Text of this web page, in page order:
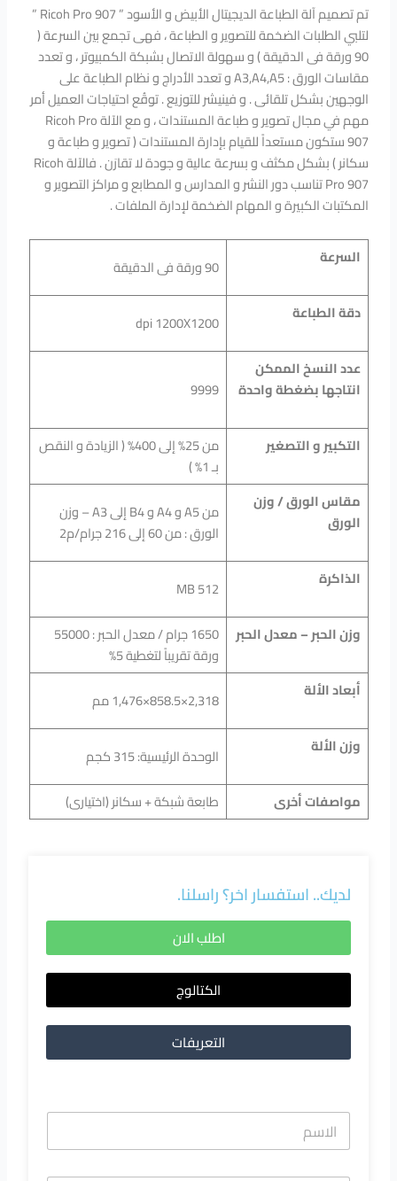
تم تصميم آلة الطباعة الديجيتال الأبيض و الأسود ” Ricoh Pro 907 ”
لتلبي الطلبات الضخمة للتصوير و الطباعة ، فهى تجمع بين السرعة (
90 ورقة فى الدقيقة ) و سهولة الاتصال بشبكة الكمبيوتر ، و تعدد
مقاسات الورق : A3,A4,A5 و تعدد الأدراج و نظام الطباعة على
الوجهين بشكل تلقائى . و فينيشر للتوزيع . توقُع احتياجات العميل أمر
مهم في مجال تصوير و طباعة المستندات ، و مع الآلة Ricoh Pro
907 ستكون مستعداً للقيام بإدارة المستندات ( تصوير و طباعة و
سكانر ) بشكل مكثف و بسرعة عالية و جودة لا تقارَن . فالآلة Ricoh
Pro 907 تناسب دور النشر و المدارس و المطابع و مراكز التصوير و
المكتبات الكبيرة و المهام الضخمة لإدارة الملفات .
السرعة
90 ورقة فى الدقيقة
دقة الطباعة
dpi 1200X1200
عدد النسخ الممكن
انتاجها بضغطة واحدة
9999
التكبير و التصغير
من 25% إلى 400% ( الزيادة و النقص
بـ 1% )
مقاس الورق / وزن
الورق
من A5 و A4 و B4 إلى A3 – وزن
الورق : من 60 إلى 216 جرام/م2
الذاكرة
512 MB
وزن الحبر – معدل الحبر
1650 جرام / معدل الحبر : 55000
ورقة تقريباً لتغطية 5%
أبعاد الألة
2,318×858.5×1,476 مم
وزن الألة
الوحدة الرئيسية: 315 كجم
مواصفات أخرى
طابعة شبكة + سكانر (اختيارى)
لديك.. استفسار اخر؟ راسلنا.
اطلب الان
الكتالوج
التعريفات